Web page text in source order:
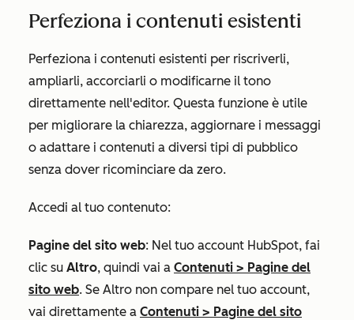
Perfeziona i contenuti esistenti
Perfeziona i contenuti esistenti per riscriverli,
ampliarli, accorciarli o modificarne il tono
direttamente nell'editor. Questa funzione è utile
per migliorare la chiarezza, aggiornare i messaggi
o adattare i contenuti a diversi tipi di pubblico
senza dover ricominciare da zero.
Accedi al tuo contenuto:
Pagine del sito web: Nel tuo account HubSpot, fai
clic su Altro, quindi vai a Contenuti > Pagine del
sito web. Se Altro non compare nel tuo account,
vai direttamente a Contenuti > Pagine del sito